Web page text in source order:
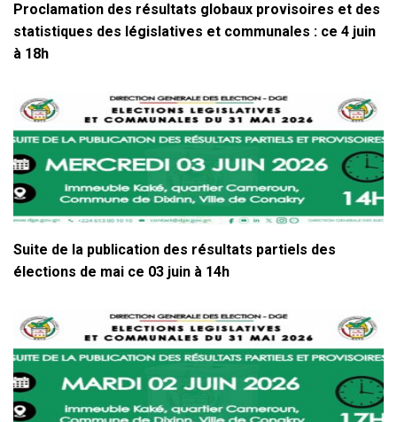
Proclamation des résultats globaux provisoires et des
statistiques des législatives et communales : ce 4 juin
à 18h
Suite de la publication des résultats partiels des
élections de mai ce 03 juin à 14h